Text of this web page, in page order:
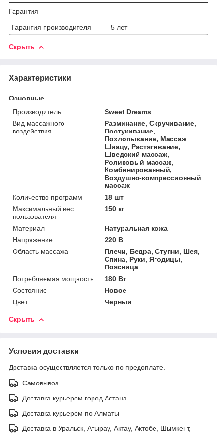
Гарантия
Гарантия производителя 5 лет
Скрыть
Характеристики
Основные
Производитель
Sweet Dreams
Вид массажного
воздействия
Разминание, Скручивание,
Постукивание,
Похлопывание, Массаж
Шиацу, Растягивание,
Шведский массаж,
Роликовый массаж,
Комбинированный,
Воздушно-компрессионный
массаж
Количество программ
18 шт
Максимальный вес
пользователя
150 кг
Материал
Натуральная кожа
Напряжение
220 В
Область массажа
Плечи, Бедра, Ступни, Шея,
Спина, Руки, Ягодицы,
Поясница
Потребляемая мощность
180 Вт
Состояние
Новое
Цвет
Черный
Скрыть
Условия доставки
Доставка осуществляется только по предоплате.
Самовывоз
Доставка курьером город Астана
Доставка курьером по Алматы
Доставка в Уральск, Атырау, Актау, Актобе, Шымкент,